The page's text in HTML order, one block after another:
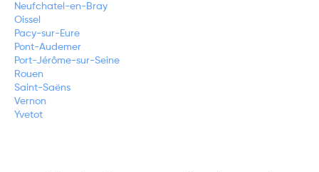
Neufchatel-en-Bray
Oissel
Pacy-sur-Eure
Pont-Audemer
Port-Jérôme-sur-Seine
Rouen
Saint-Saëns
Vernon
Yvetot